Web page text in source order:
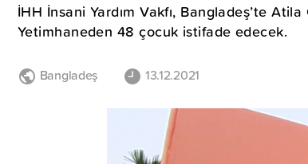
İHH İnsani Yardım Vakfı, Bangladeş’te
Yetimhaneden 48 çocuk istifade edecek.
Bangladeş 13.12.2021